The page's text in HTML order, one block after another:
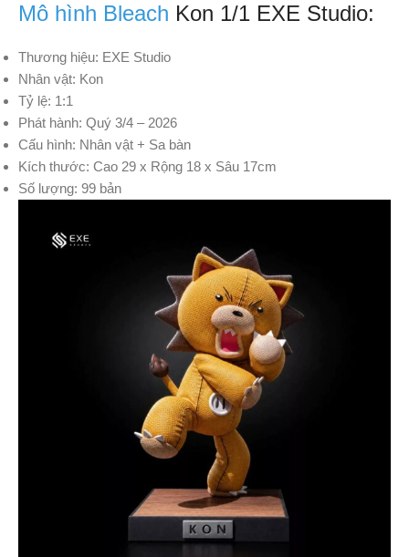
Mô hình Bleach Kon 1/1 EXE Studio:
Thương hiệu: EXE Studio
Nhân vật: Kon
Tỷ lệ: 1:1
Phát hành: Quý 3/4 – 2026
Cấu hình: Nhân vật + Sa bàn
Kích thước: Cao 29 x Rộng 18 x Sâu 17cm
Số lượng: 99 bản